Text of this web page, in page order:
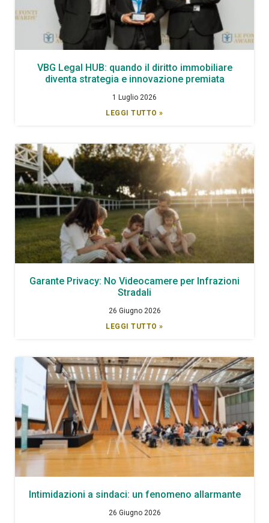
VBG Legal HUB: quando il diritto immobiliare
diventa strategia e innovazione premiata
1 Luglio 2026
LEGGI TUTTO »
Garante Privacy: No Videocamere per Infrazioni
Stradali
26 Giugno 2026
LEGGI TUTTO »
Intimidazioni a sindaci: un fenomeno allarmante
26 Giugno 2026